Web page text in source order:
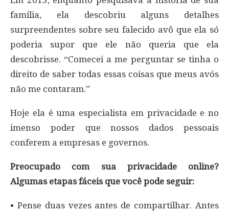
família, ela descobriu alguns detalhes
surpreendentes sobre seu falecido avô que ela só
poderia supor que ele não queria que ela
descobrisse. “Comecei a me perguntar se tinha o
direito de saber todas essas coisas que meus avós
não me contaram.”
Hoje ela é uma especialista em privacidade e no
imenso poder que nossos dados pessoais
conferem a empresas e governos.
Preocupado com sua privacidade online?
Algumas etapas fáceis que você pode seguir:
• Pense duas vezes antes de compartilhar. Antes